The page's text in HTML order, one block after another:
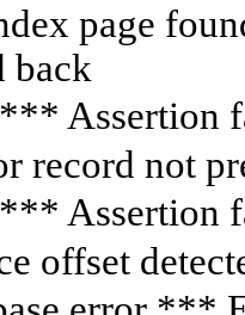
page
back
Assertion
record not
Assertion
offset